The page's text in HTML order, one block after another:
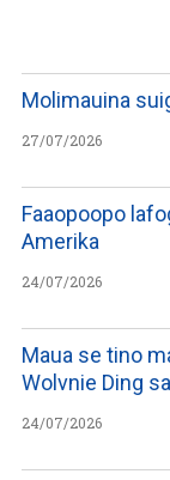
Molimauina
27/07/2026
Faaopoopo
Amerika
24/07/2026
Maua se tino
Wolvnie Ding
24/07/2026